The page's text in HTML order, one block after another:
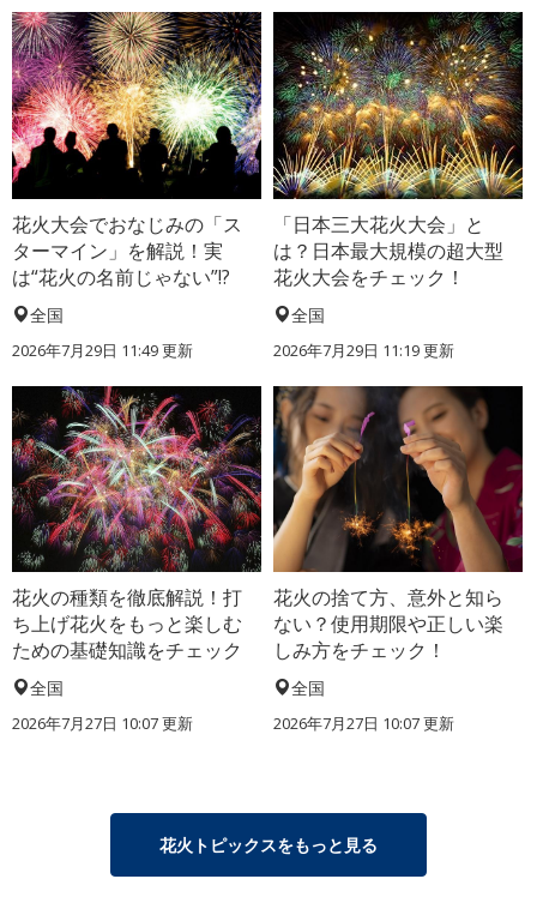
花火大会でおなじみの「ス
ターマイン」を解説！実
は“花火の名前じゃない”!?
全国
2026年7月29日 11:49 更新
「日本三大花火大会」と
は？日本最大規模の超大型
花火大会をチェック！
全国
2026年7月29日 11:19 更新
花火の種類を徹底解説！打
ち上げ花火をもっと楽しむ
ための基礎知識をチェック
全国
2026年7月27日 10:07 更新
花火の捨て方、意外と知ら
ない？使用期限や正しい楽
しみ方をチェック！
全国
2026年7月27日 10:07 更新
花火トピックスをもっと見る